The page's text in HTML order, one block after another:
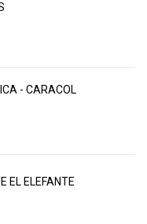
- CARACOL
EL ELEFANTE